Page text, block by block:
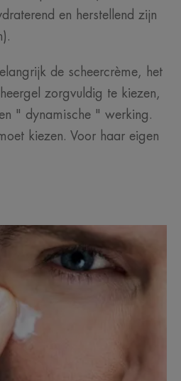
en herstellend zijn
de scheercrème, het
zorgvuldig te kiezen,
" dynamische " werking.
kiezen. Voor haar eigen